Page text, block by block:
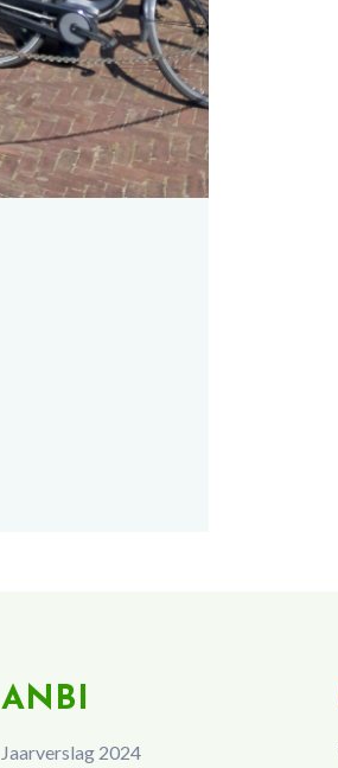
ANBI
Jaarverslag 2024